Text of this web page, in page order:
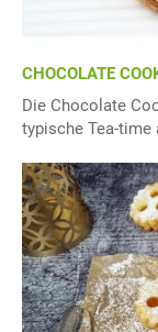
CHOCOLATE
Die Chocolate
typische Tea-time